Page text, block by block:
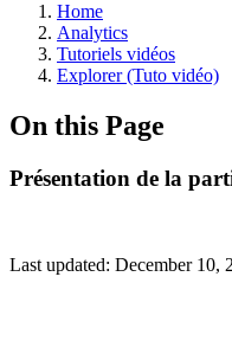
Home
Analytics
Tutoriels vidéos
Explorer (Tuto vidéo)
On this Page
Présentation de la
Last updated: December 10,